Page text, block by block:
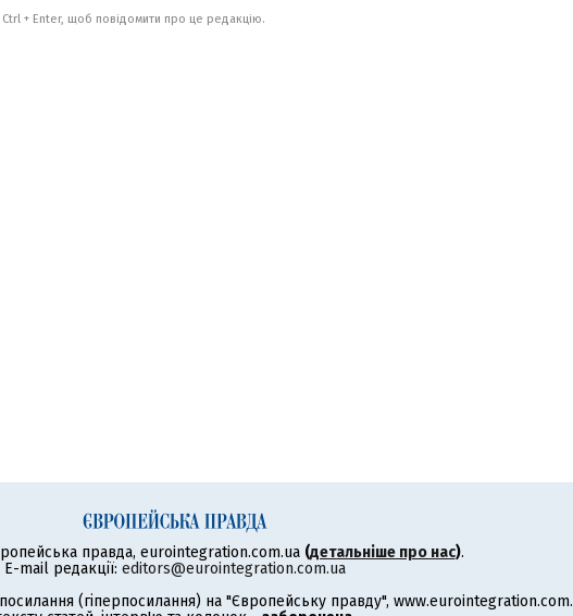
Ctrl + Enter, щоб повідомити про це редакцію.
правда, eurointegration.com.ua (детальніше про нас).
E-mail редакції: editors@eurointegration.com.ua
(гіперпосилання) на "Європейську правду",